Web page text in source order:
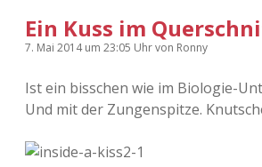
KFMW-Disco
Kopfkinomusik
Contact
Adventskalender
Adventskalender
facebookinstagram
Ein Kuss im
7. Mai 2014um 23:05 Uhrvon Ronny
Ist ein bisschen wie im Biologie-
Und mit der Zungenspitze.